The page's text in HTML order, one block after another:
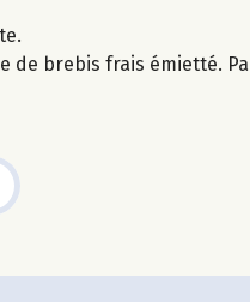
brebis frais émietté.